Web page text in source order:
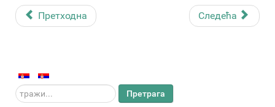
Претходна Следећа
тражи... Претрага